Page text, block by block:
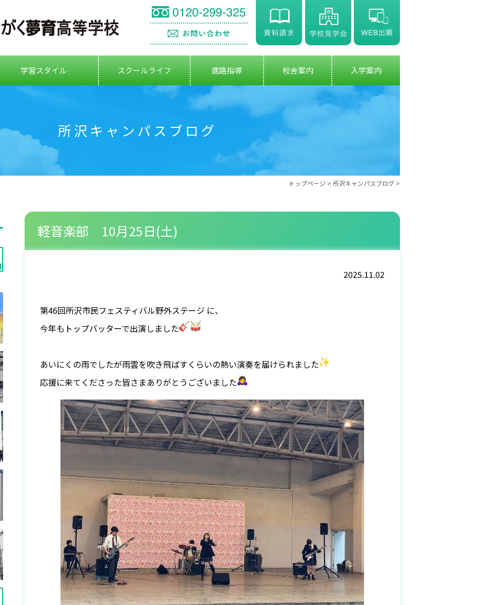
学習スタイル スクールライフ 進路指導 校舎案内 入学案内
所沢キャンパスブログ
トップページ > 所沢キャンパスブログ >
軽音楽部 10月25日(土)
2025.11.02
第46回所沢市民フェスティバル野外ステージ に、
今年もトップバッターで出演しました
あいにくの雨でしたが雨雲を吹き飛ばすくらいの熱い演奏を届けられました
応援に来てくださった皆さまありがとうございました